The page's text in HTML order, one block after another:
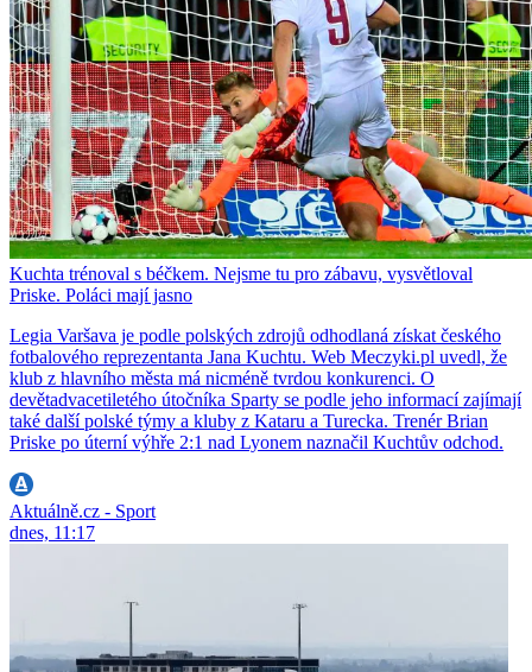
Kuchta trénoval s béčkem. Nejsme tu pro zábavu, vysvětloval
Priske. Poláci mají jasno
Legia Varšava je podle polských zdrojů odhodlaná získat českého
fotbalového reprezentanta Jana Kuchtu. Web Meczyki.pl uvedl, že
klub z hlavního města má nicméně tvrdou konkurenci. O
devětadvacetiletého útočníka Sparty se podle jeho informací zajímají
také další polské týmy a kluby z Kataru a Turecka. Trenér Brian
Priske po úterní výhře 2:1 nad Lyonem naznačil Kuchtův odchod.
Aktuálně.cz - Sport
dnes, 11:17